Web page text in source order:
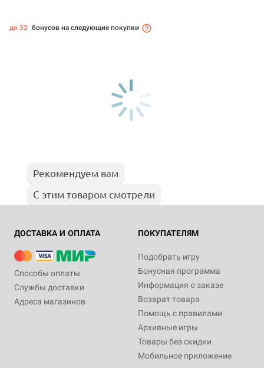
до 32 бонусов на следующие покупки
Рекомендуем вам
С этим товаром смотрели
ДОСТАВКА И ОПЛАТА
Способы оплаты
Службы доставки
Адреса магазинов
ПОКУПАТЕЛЯМ
Подобрать игру
Бонусная программа
Информация о заказе
Возврат товара
Помощь с правилами
Архивные игры
Товары без скидки
Мобильное приложение